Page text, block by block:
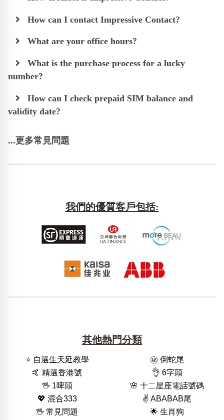
How can I contact Impressive Contact?
What are your office hours?
What is the purchase process for a lucky
number?
How can I check prepaid SIM balance and
validity date?
...更多常見問題
我們的優質客戶包括:
其他熱門分類
⭐️ 自選生天延教學
㊙️ 倒蛇尾
🤙 精選香港號
👌 6字頭
🖖 1啤頭
🌸 十二星座電話號碼
💖 混合333
✌️ ABABAB尾
🖖 常見問題
🌟 生肖狗